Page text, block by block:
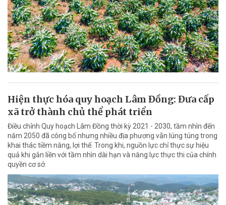
Hiện thực hóa quy hoạch Lâm Đồng: Đưa cấp
xã trở thành chủ thể phát triển
Điều chỉnh Quy hoạch Lâm Đồng thời kỳ 2021 - 2030, tầm nhìn đến
năm 2050 đã công bố nhưng nhiều địa phương vẫn lúng túng trong
khai thác tiềm năng, lợi thế. Trong khi, nguồn lực chỉ thực sự hiệu
quả khi gắn liền với tầm nhìn dài hạn và năng lực thực thi của chính
quyền cơ sở.